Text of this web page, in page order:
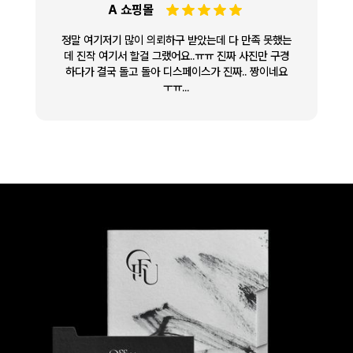
A 쇼핑몰
정말 여기저기 많이 의뢰하구 받았는데 다 만족 못했는
데 진작 여기서 할걸 그랬어요..ㅠㅠ 진짜 사진만 구경
하다가 결국 돌고 돌아 디스페이스가 진짜.. 짱이네요
ㅜㅠ...